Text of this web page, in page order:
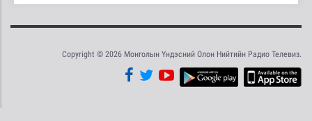
Copyright © 2026 Монголын Үндэсний Олон Нийтийн Радио Телевиз.